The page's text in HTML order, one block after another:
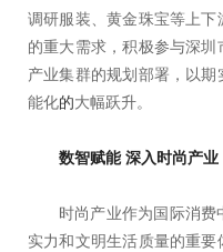
调研服装、黄金珠宝等上
的重大需求，积极参与深
产业集群的规划部署，以
能化的大幅跃升。
数智赋能 深入时尚产业
时尚产业作为国际消
实力和文明生活质量的重